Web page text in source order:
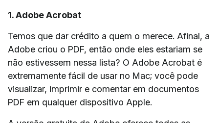
1. Adobe Acrobat
Temos que dar crédito a quem o merece. Afinal, a
Adobe criou o PDF, então onde eles estariam se
não estivessem nessa lista? O Adobe Acrobat é
extremamente fácil de usar no Mac; você pode
visualizar, imprimir e comentar em documentos
PDF em qualquer dispositivo Apple.